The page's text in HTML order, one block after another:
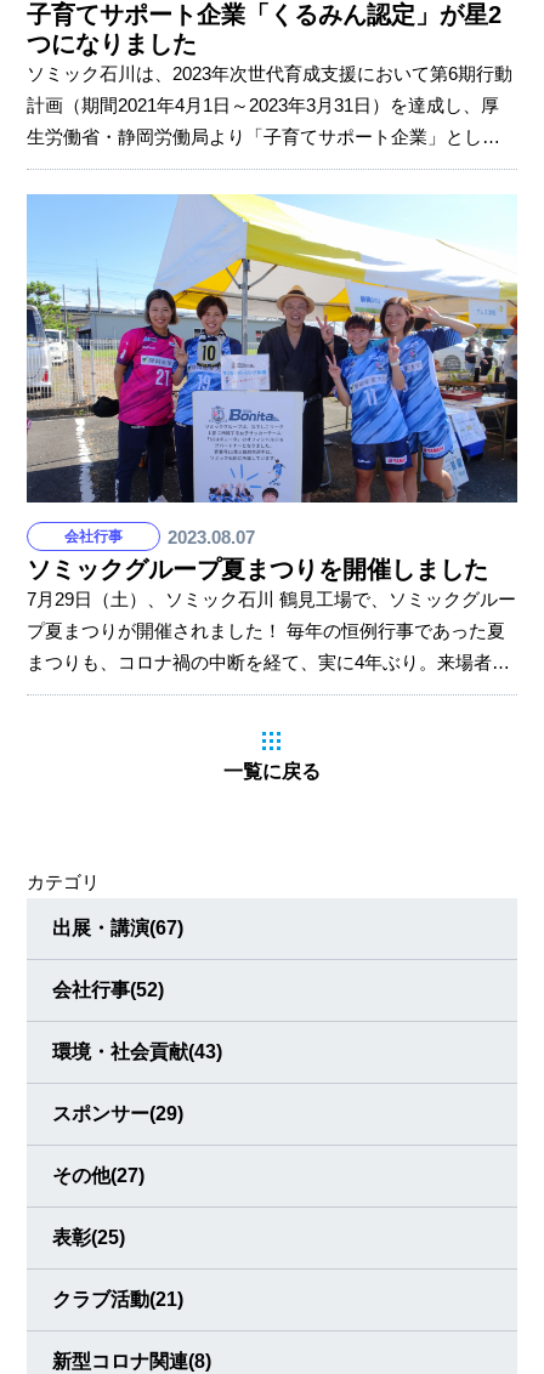
子育てサポート企業「くるみん認定」が星2
つになりました
ソミック石川は、2023年次世代育成支援において第6期行動
計画（期間2021年4月1日～2023年3月31日）を達成し、厚
生労働省・静岡労働局より「子育てサポート企業」として
「くるみん認定」2つ星☆☆を授与されました。 2018年に
初回のくるみん認定（1つ星）を取得、今回星を増やしての
更新となりました。 全社員のワークライフバランス推進、
時間に制約のある社員の柔軟な働き方、次世代へインター
ンシップ、就業体験の提供、などが評価されています。 ソ
ミックグループは今後も、社員の「仕事」と「生活」の両
立を支援し、社員の能力を十分に発揮できる働きやすい環
境つくりを目指していきます。
会社行事 2023.08.07
ソミックグループ夏まつりを開催しました
7月29日（土）、ソミック石川 鶴見工場で、ソミックグルー
プ夏まつりが開催されました！ 毎年の恒例行事であった夏
まつりも、コロナ禍の中断を経て、実に4年ぶり。来場者数
約2000名。たくさんの方に来場いただき、社員、ご家族、
によるリサイクル品やジュースの販売、天竜区のジビエ工
房「ジミート」提供の鹿肉を使ったジビエジンギスカン風
一覧に戻る
カテゴリ
出展・講演(67)
会社行事(52)
環境・社会貢献(43)
スポンサー(29)
その他(27)
表彰(25)
クラブ活動(21)
新型コロナ関連(8)